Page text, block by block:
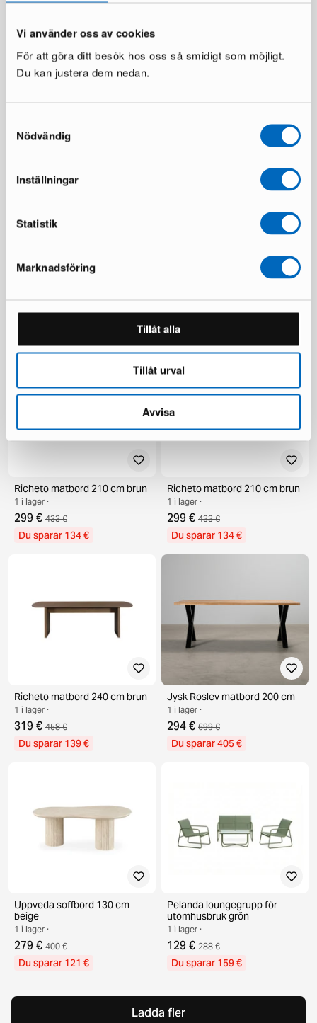
Vi använder oss av cookies
För att göra ditt besök hos oss så smidigt som möjligt.
Du kan justera dem nedan.
Nödvändig
Inställningar
Statistik
Marknadsföring
Tillåt alla
Tillåt urval
Avvisa
Jarico matbord 120 cm trä
206 € 320 € 547 € 1 200 €
419 € 697 €
Rambabu soffbord 90 cm vit
219 € 558 €
Du sparar 339 €
Richeto matbord 210 cm brun
1 i lager ·
299 € 433 €
Du sparar 134 €
Richeto matbord 210 cm brun
1 i lager ·
299 € 433 €
Du sparar 134 €
Richeto matbord 240 cm brun
1 i lager ·
319 € 458 €
Du sparar 139 €
Jysk Roslev matbord 200 cm
1 i lager ·
294 € 699 €
Du sparar 405 €
Uppveda soffbord 130 cm
beige
1 i lager ·
279 € 400 €
Du sparar 121 €
Pelanda loungegrupp för
utomhusbruk grön
1 i lager ·
129 € 288 €
Du sparar 159 €
Ladda fler